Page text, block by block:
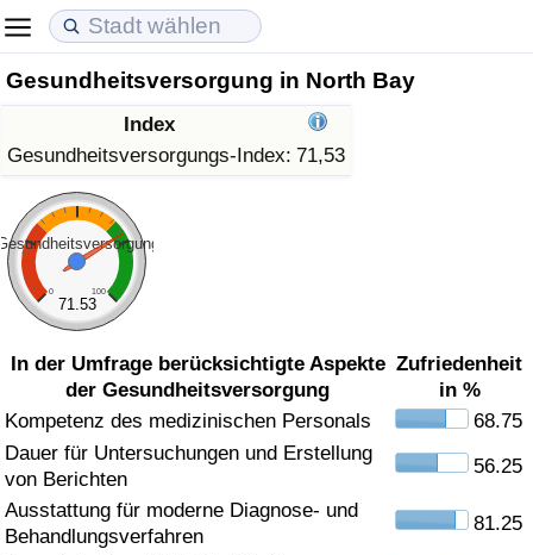
Gesundheitsversorgung in North Bay
Index
Gesundheitsversorgungs-Index: 71,53
0 100
71.53
In der Umfrage berücksichtigte Aspekte
der Gesundheitsversorgung
Zufriedenheit
in %
Kompetenz des medizinischen Personals
68.75
Dauer für Untersuchungen und Erstellung
von Berichten
56.25
Ausstattung für moderne Diagnose- und
Behandlungsverfahren
81.25
Lebenshaltungskosten
Lebenshaltungskosten-Index (aktuell)
Lebenshaltungskosten-Index
Lebenshaltungskosten-Index nach Land
in Akaba
Immobilienpreise
Immobilienpreis-Index (aktuell)
Immobilienpreis-Index
Immobilienpreis-Index nach Land
Lebensqualität
Lebensqualität-Index
Lebensqualität-Index (aktuell)
Lebensqualitätsindex nach Land
Kriminalität
Kriminalitäts-Index (aktuell)
Kriminalitäts-Index
Kriminalitätsindex nach Land